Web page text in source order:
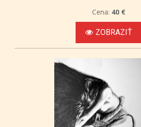
Cena: 40 €
ZOBRAZIŤ